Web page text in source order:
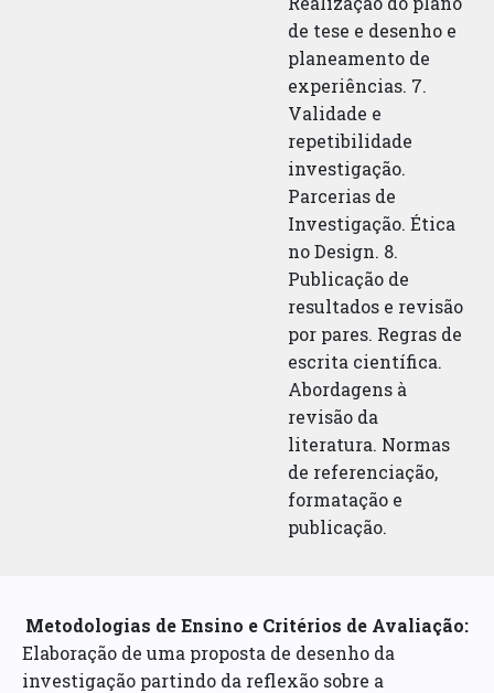
de tese e desenho e
planeamento de
experiências. 7.
Validade e
repetibilidade
investigação.
Parcerias de
Investigação. Ética
no Design. 8.
Publicação de
resultados e revisão
por pares. Regras de
escrita científica.
Abordagens à
revisão da
literatura. Normas
de referenciação,
formatação e
publicação.
Metodologias de Ensino e Critérios de Avaliação:
Elaboração de uma proposta de desenho da
investigação partindo da reflexão sobre a